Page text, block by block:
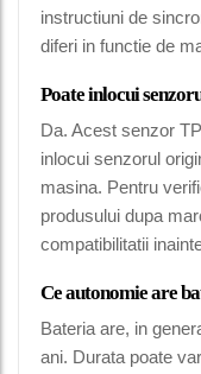
instructiuni de
diferi in functie de
Poate inlocui
Da. Acest senzor
inlocui senzorul
masina. Pentru
produsului dupa
compatibilitatii
Ce autonomie are
Bateria are, in
ani. Durata poate